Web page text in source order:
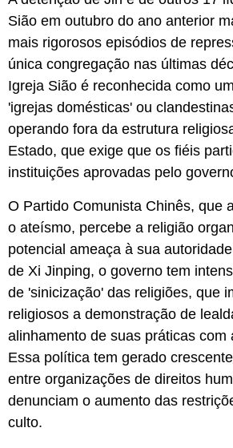
Sião em outubro do ano anterior
mais rigorosos episódios de
única congregação nas últimas
Igreja Sião é reconhecida como
'igrejas domésticas' ou
operando fora da estrutura
Estado, que exige que os fiéis
instituições aprovadas pelo
O Partido Comunista Chinês, que
o ateísmo, percebe a religião
potencial ameaça à sua
de Xi Jinping, o governo tem
de 'sinicização' das religiões, que
religiosos a demonstração de
alinhamento de suas práticas com
Essa política tem gerado
entre organizações de direitos
denunciam o aumento das
culto.